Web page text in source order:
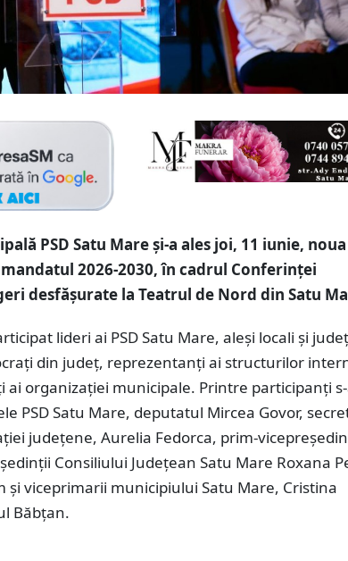
PSD Satu Mare și-a ales joi, 11 iunie, noua
2026-2030, în cadrul Conferinței
desfășurate la Teatrul de Nord din Satu
lideri ai PSD Satu Mare, aleși locali și
din județ, reprezentanți ai structurilor
ai organizației municipale. Printre participanți
PSD Satu Mare, deputatul Mircea Govor,
județene, Aurelia Fedorca, prim-
Consiliului Județean Satu Mare Roxana
și viceprimarii municipiului Satu Mare, Cristina
Băbțan.